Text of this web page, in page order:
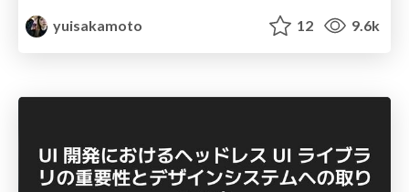
yuisakamoto
12 9.6k